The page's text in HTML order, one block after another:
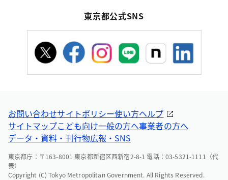
東京都公式SNS
お問い合わせサイトポリシー使い方ヘルプ
サイトマップこども向け一般の方へ事業者の方へ
データ・資料・刊行物広報・SNS
東京都庁：〒163-8001 東京都新宿区西新宿2-8-1 電話：03-5321-1111（代
表）
Copyright (C) Tokyo Metropolitan Government. All Rights Reserved.